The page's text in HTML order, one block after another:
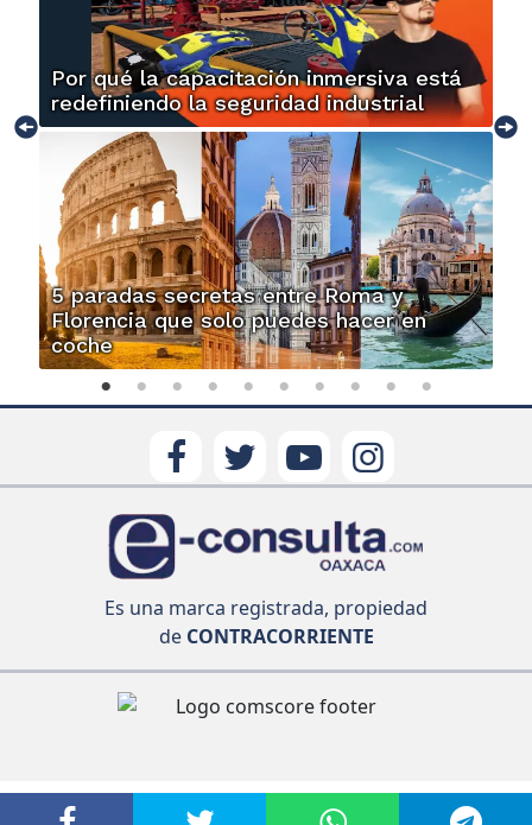
Por qué la capacitación inmersiva está
redefiniendo la seguridad industrial
5 paradas secretas entre Roma y
Florencia que solo puedes hacer en
coche
Es una marca registrada, propiedad
deCONTRACORRIENTE